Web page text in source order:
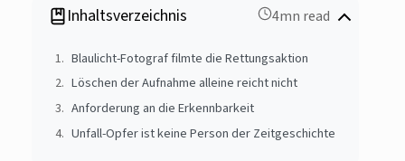
Inhaltsverzeichnis 4mn read
Blaulicht-Fotograf filmte die Rettungsaktion
Löschen der Aufnahme alleine reicht nicht
Anforderung an die Erkennbarkeit
Unfall-Opfer ist keine Person der Zeitgeschichte